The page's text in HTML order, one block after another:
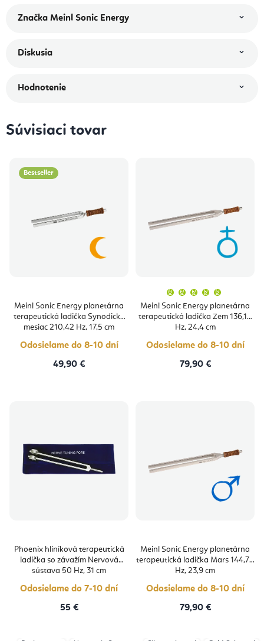
Značka Meinl Sonic Energy
Diskusia
Hodnotenie
Súvisiaci tovar
Bestseller
Meinl Sonic Energy planetárna
terapeutická ladička Synodický
mesiac 210,42 Hz, 17,5 cm
Odosielame do 8-10 dní
49,90 €
Meinl Sonic Energy planetárna
terapeutická ladička Zem 136,10
Hz, 24,4 cm
produktu
je
5,0
Odosielame do 8-10 dní
79,90 €
Phoenix hliníková terapeutická
ladička so závažím Nervová
sústava 50 Hz, 31 cm
Odosielame do 7-10 dní
55 €
Meinl Sonic Energy planetárna
terapeutická ladička Mars 144,72
Hz, 23,9 cm
Odosielame do 8-10 dní
79,90 €